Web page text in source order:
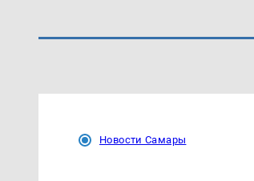
Новости Самары